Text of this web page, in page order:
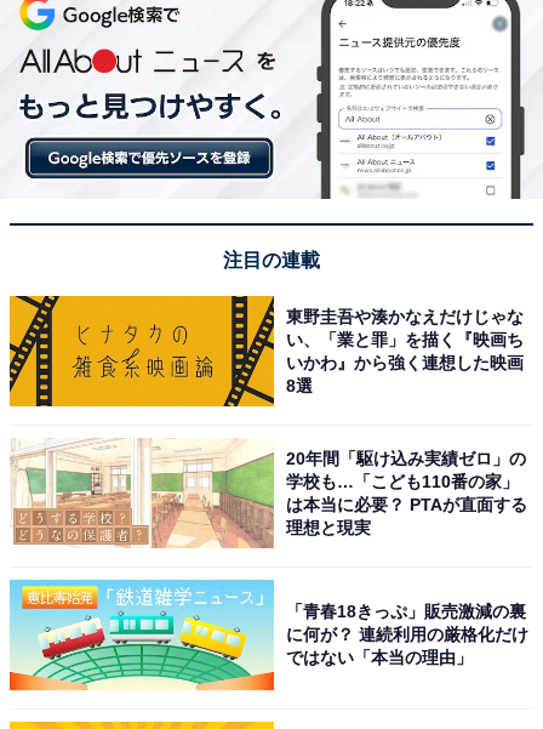
注目の連載
東野圭吾や湊かなえだけじゃな
い、「業と罪」を描く『映画ち
いかわ』から強く連想した映画
8選
20年間「駆け込み実績ゼロ」の
学校も…「こども110番の家」
は本当に必要？ PTAが直面する
理想と現実
「青春18きっぷ」販売激減の裏
に何が？ 連続利用の厳格化だけ
ではない「本当の理由」